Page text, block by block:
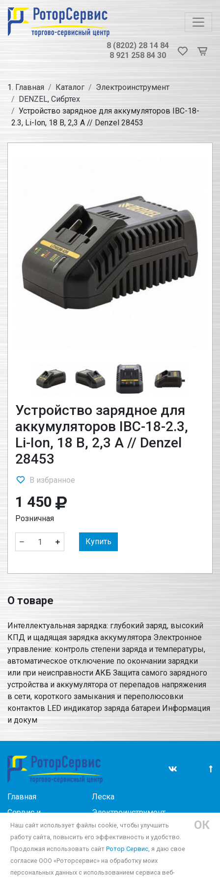
8 (8202) 28 14 84
8 921 258 84 30
Главная Каталог
Электроинструмент
DENZEL, Сибртех
Устройство зарядное для аккумуляторов IBC-18-
2.3, Li-Ion, 18 В, 2,3 А // Denzel 28453
Устройство зарядное для
аккумуляторов IBC-18-2.3,
Li-Ion, 18 В, 2,3 А // Denzel
28453
В избранное
1 450
Розничная
Купить
О товаре
Интеллектуальная зарядка: глубокий заряд, высокий
КПД и щадящая зарядка аккумулятора Электронное
управление: контроль степени заряда и температуры,
автоматическое отключение по окончании зарядки
или при неисправности АКБ Защита самого зарядного
устройства и аккумулятора от перепадов напряжения
в сети, короткого замыкания и переполюсовки
контактов LED индикатор заряда батареи Информация
и докум
Главная
Сервис и
прокат
Новости
Отзывы
Контакты
Леска
Электроинструмент
Беламос запчасти
Запчасти для 4-х тактных
двигателей
ОК
Наш сайт использует файлы cookie, чтобы улучшить
работу сайта, повысить его эффективность и удобство.
Продолжая использовать сайт Ротор Сервис, я даю свое
согласие ООО «Роторсервис» на обработку моих
персональных данных с использованием сервиса веб-